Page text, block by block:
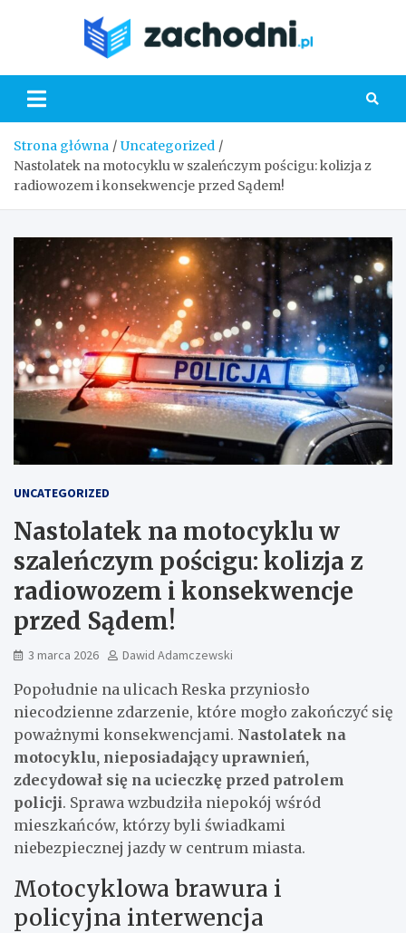
Strona główna
Uncategorized
Nastolatek na motocyklu w szaleńczym pościgu: kolizja z
radiowozem i konsekwencje przed Sądem!
UNCATEGORIZED
Nastolatek na motocyklu w
szaleńczym pościgu: kolizja z
radiowozem i konsekwencje
przed Sądem!
3 marca 2026 Dawid Adamczewski
Popołudnie na ulicach Reska przyniosło
niecodzienne zdarzenie, które mogło zakończyć się
poważnymi konsekwencjami. Nastolatek na
motocyklu, nieposiadający uprawnień,
zdecydował się na ucieczkę przed patrolem
policji. Sprawa wzbudziła niepokój wśród
mieszkańców, którzy byli świadkami
niebezpiecznej jazdy w centrum miasta.
Motocyklowa brawura i
policyjna interwencja